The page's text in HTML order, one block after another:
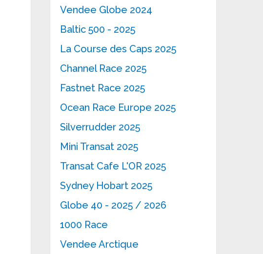
Vendee Globe 2024
Baltic 500 - 2025
La Course des Caps 2025
Channel Race 2025
Fastnet Race 2025
Ocean Race Europe 2025
Silverrudder 2025
Mini Transat 2025
Transat Cafe L'OR 2025
Sydney Hobart 2025
Globe 40 - 2025 / 2026
1000 Race
Vendee Arctique